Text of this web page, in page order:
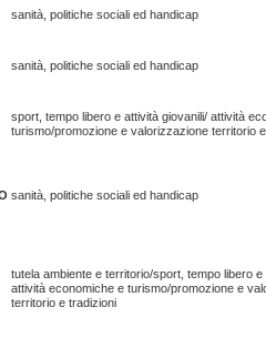
sanità, politiche sociali ed handicap
sanità, politiche sociali ed handicap
sport, tempo libero e attività giovanili/ attività
turismo/promozione e valorizzazione territorio
sanità, politiche sociali ed handicap
tutela ambiente e territorio/sport, tempo libero e
attività economiche e turismo/promozione e
territorio e tradizioni